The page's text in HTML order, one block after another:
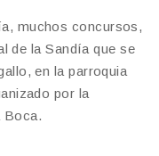
muchos concursos,
de la Sandía que se
en la parroquia
por la
Boca.